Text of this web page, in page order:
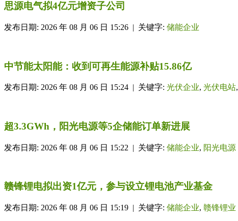
思源电气拟4亿元增资子公司
发布日期: 2026 年 08 月 06 日 15:26 | 关键字: 储能企业
中节能太阳能：收到可再生能源补贴15.86亿
发布日期: 2026 年 08 月 06 日 15:24 | 关键字: 光伏企业, 光伏电站,
超3.3GWh，阳光电源等5企储能订单新进展
发布日期: 2026 年 08 月 06 日 15:22 | 关键字: 储能企业, 阳光电源
赣锋锂电拟出资1亿元，参与设立锂电池产业基金
发布日期: 2026 年 08 月 06 日 15:19 | 关键字: 储能企业, 赣锋锂业